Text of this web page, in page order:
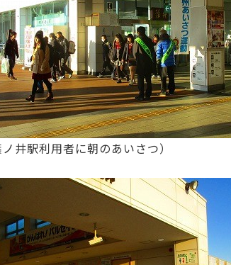
ノ井駅利用者に朝のあいさつ）